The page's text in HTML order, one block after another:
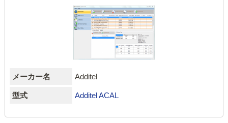
メーカー名 Additel
型式 Additel ACAL